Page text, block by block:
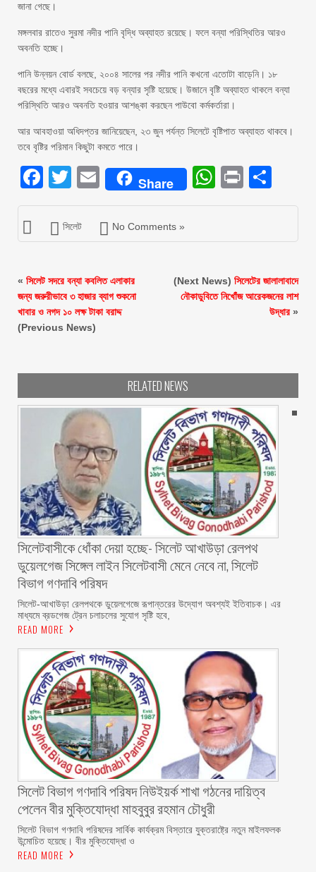
জানা গেছে।
মঙ্গলবার রাতেও সুরমা নদীর পানি বৃদ্ধি অব্যাহত রয়েছে। ফলে বন্যা পরিস্থিতির আরও
অবনতি হচ্ছে।
পানি উন্নয়ন বোর্ড বলছে, ২০০৪ সালের পর নদীর পানি কখনো এতোটা বাড়েনি। ১৮
বছরের মধ্যে এবারই সবচেয়ে বড় বন্যার সৃষ্টি হয়েছে। উজানে বৃষ্টি অব্যাহত থাকলে বন্যা
পরিস্থিতি আরও অবনতি হওয়ার আশঙ্কা করছেন পাউবো কর্মকর্তারা।
আর আবহাওয়া অধিদপ্তর জানিয়েছেন, ২৩ জুন পর্যন্ত সিলেটে বৃষ্টিপাত অব্যাহত থাকবে।
তবে বৃষ্টির পরিমান কিছুটা কমতে পারে।
Facebook
Twitter
EmailShare Print
সিলেট No Comments »
« সিলেট সদরে বন্যা কবলিত এলাকার
জন্য জরুরীভাবে ৩ হাজার ব্যাগ শুকনো
খাবার ও নগদ ১০ লক্ষ টাকা বরাদ্দ
(Previous News)
(Next News) সিলেটের জালালাবাদে
নৌকাডুবিতে নিখোঁজ আরেকজনের লাশ
উদ্ধার»
RELATED NEWS
‎সিলেটবাসীকে ধোঁকা দেয়া হচ্ছে- সিলেট আখাউড়া রেলপথ
ডুয়েলগেজ সিঙ্গেল লাইন সিলেটবাসী মেনে নেবে না, সিলেট
বিভাগ গণদাবি পরিষদ
‎​সিলেট-আখাউড়া রেলপথকে ডুয়েলগেজে রূপান্তরের উদ্যোগ অবশ্যই ইতিবাচক। এর
মাধ্যমে ব্রডগেজ ট্রেন চলাচলের সুযোগ সৃষ্টি হবে,
READ MORE
সিলেট বিভাগ গণদাবি পরিষদ নিউইয়র্ক শাখা গঠনের দায়িত্ব
পেলেন বীর মুক্তিযোদ্ধা মাহবুবুর রহমান চৌধুরী ‎ ‎
‎সিলেট বিভাগ গণদাবি পরিষদের সার্বিক কার্যক্রম বিস্তারে যুক্তরাষ্ট্রে নতুন মাইলফলক
উন্মোচিত হয়েছে। বীর মুক্তিযোদ্ধা ও
READ MORE